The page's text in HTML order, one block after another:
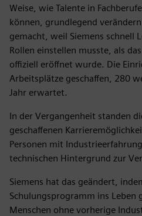
Weise, wie Talente in
können, grundlegend
gemacht, weil Siemens schnell
Rollen einstellen musste, als
offiziell eröffnet wurde. Die
Arbeitsplätze geschaffen, 280
Jahr erwartet.
In der Vergangenheit standen
geschaffenen
Personen mit
technischen Hintergrund zur
Siemens hat das geändert,
Schulungsprogramm ins Leben
Menschen ohne vorherige